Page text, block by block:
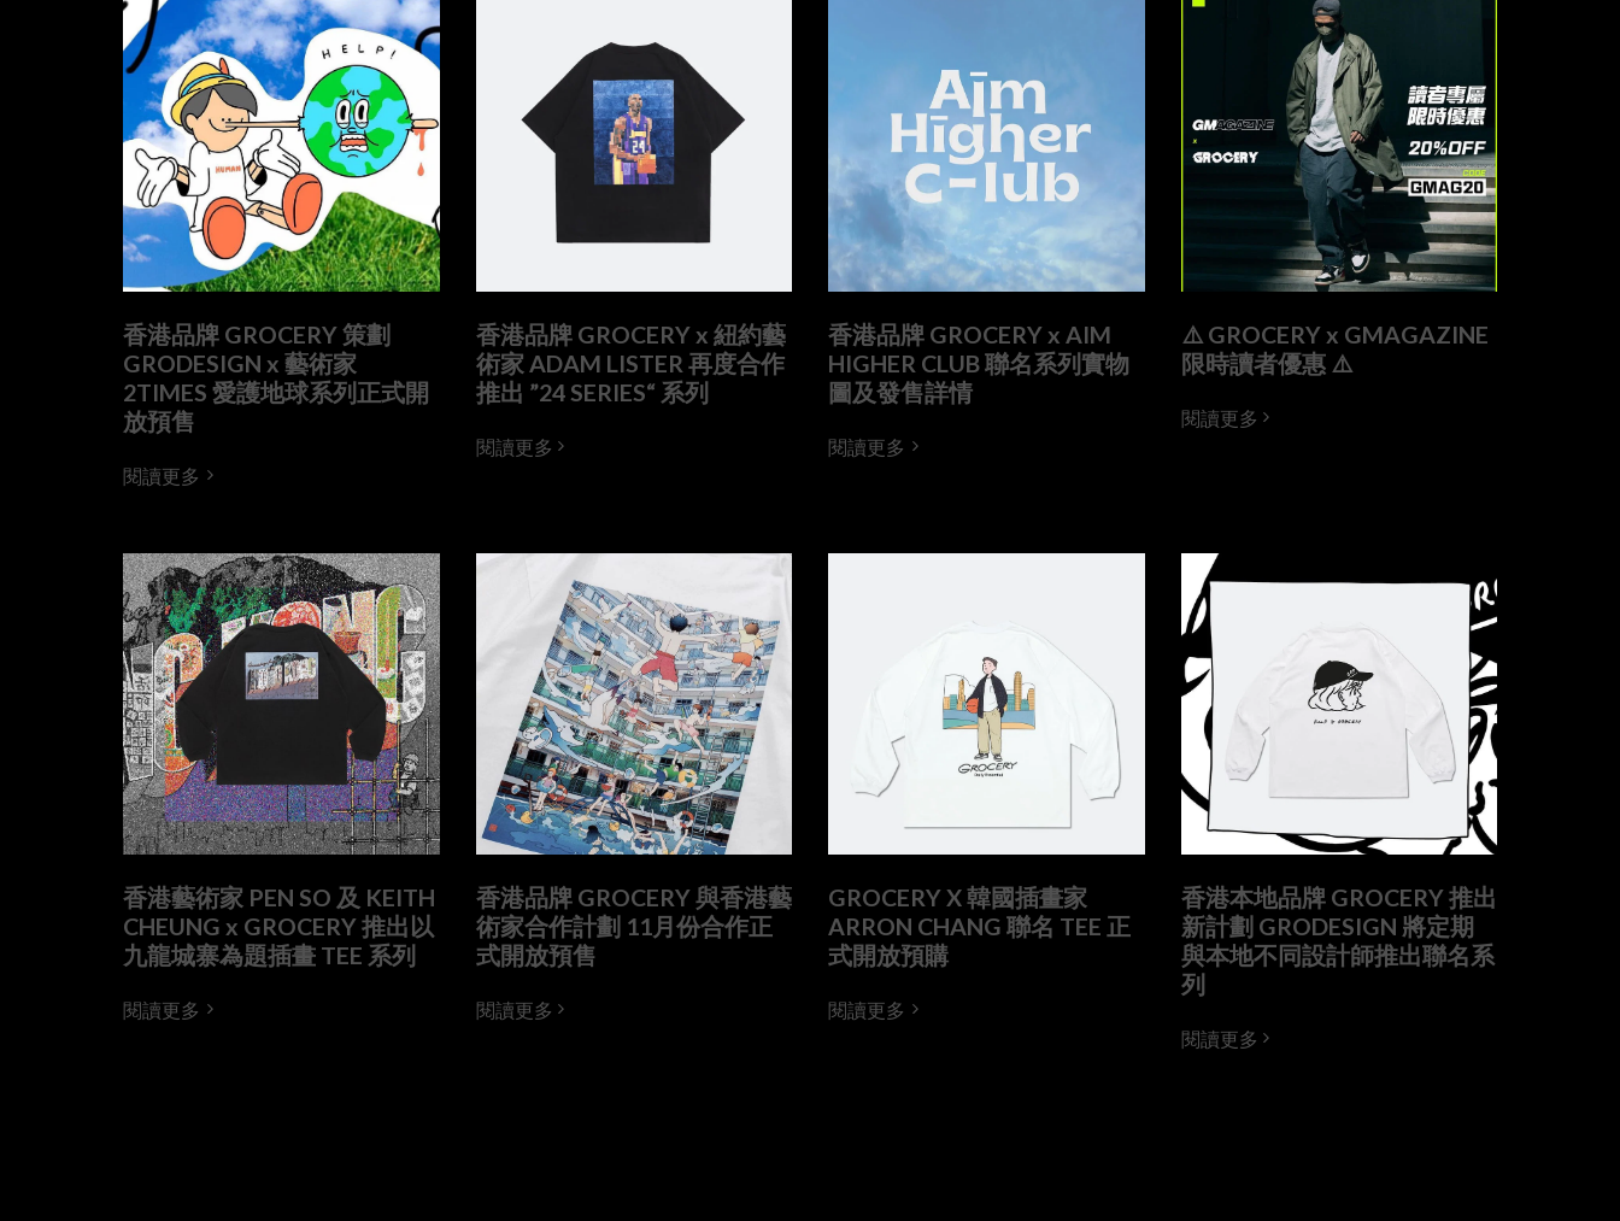
香港品牌 GROCERY 策劃
GRODESIGN x 藝術家
2TIMES 愛護地球系列正式開
放預售
閱讀更多
香港品牌 GROCERY x 紐約藝
術家 ADAM LISTER 再度合作
推出 ”24 SERIES“ 系列
閱讀更多
香港品牌 GROCERY x AIM
HIGHER CLUB 聯名系列實物
圖及發售詳情
閱讀更多
⚠️ GROCERY x GMAGAZINE
限時讀者優惠 ⚠️
閱讀更多
香港藝術家 PEN SO 及 KEITH
CHEUNG x GROCERY 推出以
九龍城寨為題插畫 TEE 系列
閱讀更多
香港品牌 GROCERY 與香港藝
術家合作計劃 11月份合作正
式開放預售
閱讀更多
GROCERY X 韓國插畫家
ARRON CHANG 聯名 TEE 正
式開放預購
閱讀更多
香港本地品牌 GROCERY 推出
新計劃 GRODESIGN 將定期
與本地不同設計師推出聯名系
列
閱讀更多